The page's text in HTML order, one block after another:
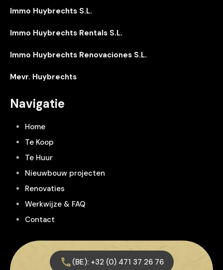
Immo Huybrechts S.L.
Immo Huybrechts Rentals S.L.
Immo Huybrechts Renovaciones S.L.
Mevr. Huybrechts
Navigatie
Home
Te Koop
Te Huur
Nieuwbouw projecten
Renovaties
Werkwijze & FAQ
Contact
(BE): +32 (0) 471 37 26 76